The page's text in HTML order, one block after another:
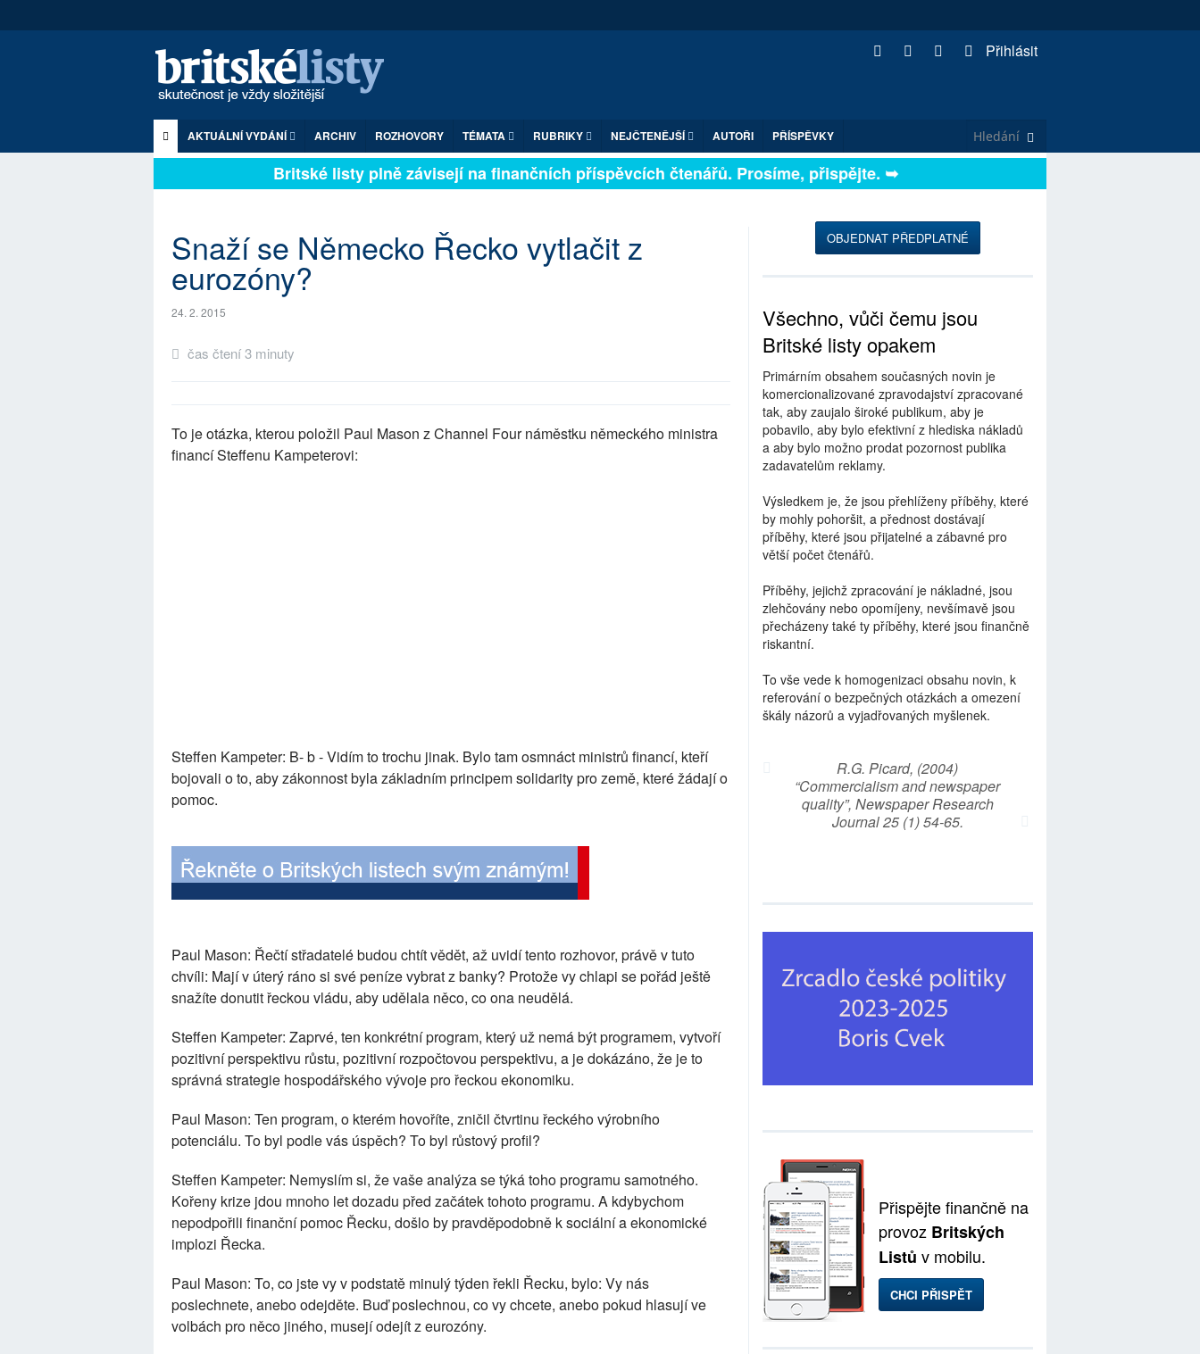
Přihlásit
AKTUÁLNÍ VYDÁNÍ ARCHIV ROZHOVORY TÉMATA RUBRIKY NEJČTENĚJŠÍ AUTOŘI PŘÍSPĚVKY
Britské listy plně závisejí na finančních příspěvcích čtenářů. Prosíme, přispějte. ➥
Snaží se Německo Řecko vytlačit z
eurozóny?
24. 2. 2015
čas čtení 3 minuty
To je otázka, kterou položil Paul Mason z Channel Four náměstku německého ministra
financí Steffenu Kampeterovi:
Steffen Kampeter: B- b - Vidím to trochu jinak. Bylo tam osmnáct ministrů financí, kteří
bojovali o to, aby zákonnost byla základním principem solidarity pro země, které žádají o
pomoc.
Paul Mason: Řečtí střadatelé budou chtít vědět, až uvidí tento rozhovor, právě v tuto
chvíli: Mají v úterý ráno si své peníze vybrat z banky? Protože vy chlapi se pořád ještě
snažíte donutit řeckou vládu, aby udělala něco, co ona neudělá.
Steffen Kampeter: Zaprvé, ten konkrétní program, který už nemá být programem, vytvoří
pozitivní perspektivu růstu, pozitivní rozpočtovou perspektivu, a je dokázáno, že je to
správná strategie hospodářského vývoje pro řeckou ekonomiku.
Paul Mason: Ten program, o kterém hovoříte, zničil čtvrtinu řeckého výrobního
potenciálu. To byl podle vás úspěch? To byl růstový profil?
Steffen Kampeter: Nemyslím si, že vaše analýza se týká toho programu samotného.
Kořeny krize jdou mnoho let dozadu před začátek tohoto programu. A kdybychom
nepodpořili finanční pomoc Řecku, došlo by pravděpodobně k sociální a ekonomické
implozi Řecka.
Paul Mason: To, co jste vy v podstatě minulý týden řekli Řecku, bylo: Vy nás
poslechnete, anebo odejděte. Buď poslechnou, co vy chcete, anebo pokud hlasují ve
volbách pro něco jiného, musejí odejít z eurozóny.
OBJEDNAT PŘEDPLATNÉ
Všechno, vůči čemu jsou
Britské listy opakem
Primárním obsahem současných novin je
komercionalizované zpravodajství zpracované
tak, aby zaujalo široké publikum, aby je
pobavilo, aby bylo efektivní z hlediska nákladů
a aby bylo možno prodat pozornost publika
zadavatelům reklamy.
Výsledkem je, že jsou přehlíženy příběhy, které
by mohly pohoršit, a přednost dostávají
příběhy, které jsou přijatelné a zábavné pro
větší počet čtenářů.
Příběhy, jejichž zpracování je nákladné, jsou
zlehčovány nebo opomíjeny, nevšímavě jsou
přecházeny také ty příběhy, které jsou finančně
riskantní.
To vše vede k homogenizaci obsahu novin, k
referování o bezpečných otázkách a omezení
škály názorů a vyjadřovaných myšlenek.
R.G. Picard, (2004)
“Commercialism and newspaper
quality”, Newspaper Research
Journal 25 (1) 54-65.
Přispějte finančně na
provoz Britských
Listů v mobilu.
CHCI PŘISPĚT